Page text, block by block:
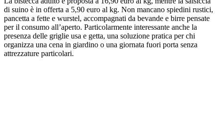
di suino è in offerta a 5,90 euro al kg. Non mancano spiedini rustici,
pancetta a fette e wurstel, accompagnati da bevande e birre pensate
per il consumo all’aperto. Particolarmente interessante anche la
presenza delle griglie usa e getta, una soluzione pratica per chi
organizza una cena in giardino o una giornata fuori porta senza
attrezzature particolari.